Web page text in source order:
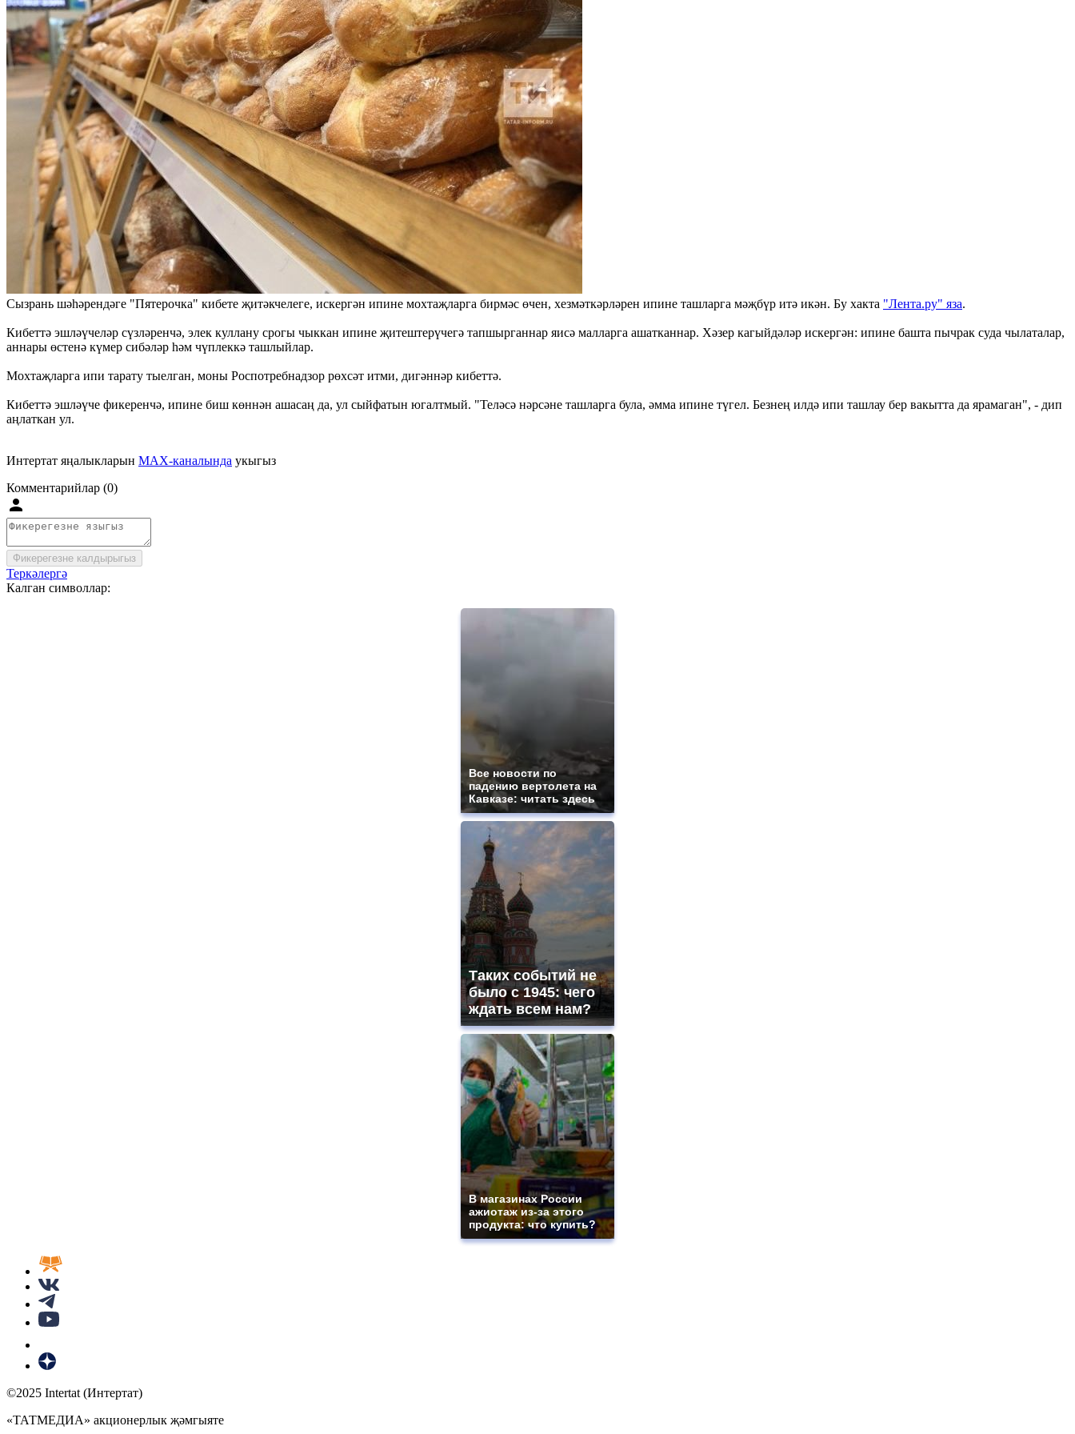
Сызрань шәһәрендәге "Пятерочка" кибете җитәкчелеге, искергән ипине мохтаҗларга бирмәс өчен, хезмәткәрләрен ипине ташларга мәҗбүр итә икән. Бу хакта "Лента.ру" яза.
Кибеттә эшләүчеләр сүзләренчә, элек куллану срогы чыккан ипине җитештерүчегә тапшырганнар яисә малларга ашатканнар. Хәзер кагыйдәләр искергән: ипине башта пычрак суда чылаталар,
аннары өстенә күмер сибәләр һәм чүплеккә ташлыйлар.
Мохтаҗларга ипи тарату тыелган, моны Роспотребнадзор рөхсәт итми, дигәннәр кибеттә.
Кибеттә эшләүче фикеренчә, ипине биш көннән ашасаң да, ул сыйфатын югалтмый. "Теләсә нәрсәне ташларга була, әмма ипине түгел. Безнең илдә ипи ташлау бер вакытта да ярамаган", - дип
аңлаткан ул.
Интертат яңалыкларын MAX-каналында укыгыз
Комментарийлар (0)
Фикерегезне калдырыгыз
Теркәлергә
Калган символлар:
Все новости по
падению вертолета на
Кавказе: читать здесь
Таких событий не
было с 1945: чего
ждать всем нам?
В магазинах России
ажиотаж из-за этого
продукта: что купить?
©2025 Intertat (Интертат)
«ТАТМЕДИА» акционерлык җәмгыяте